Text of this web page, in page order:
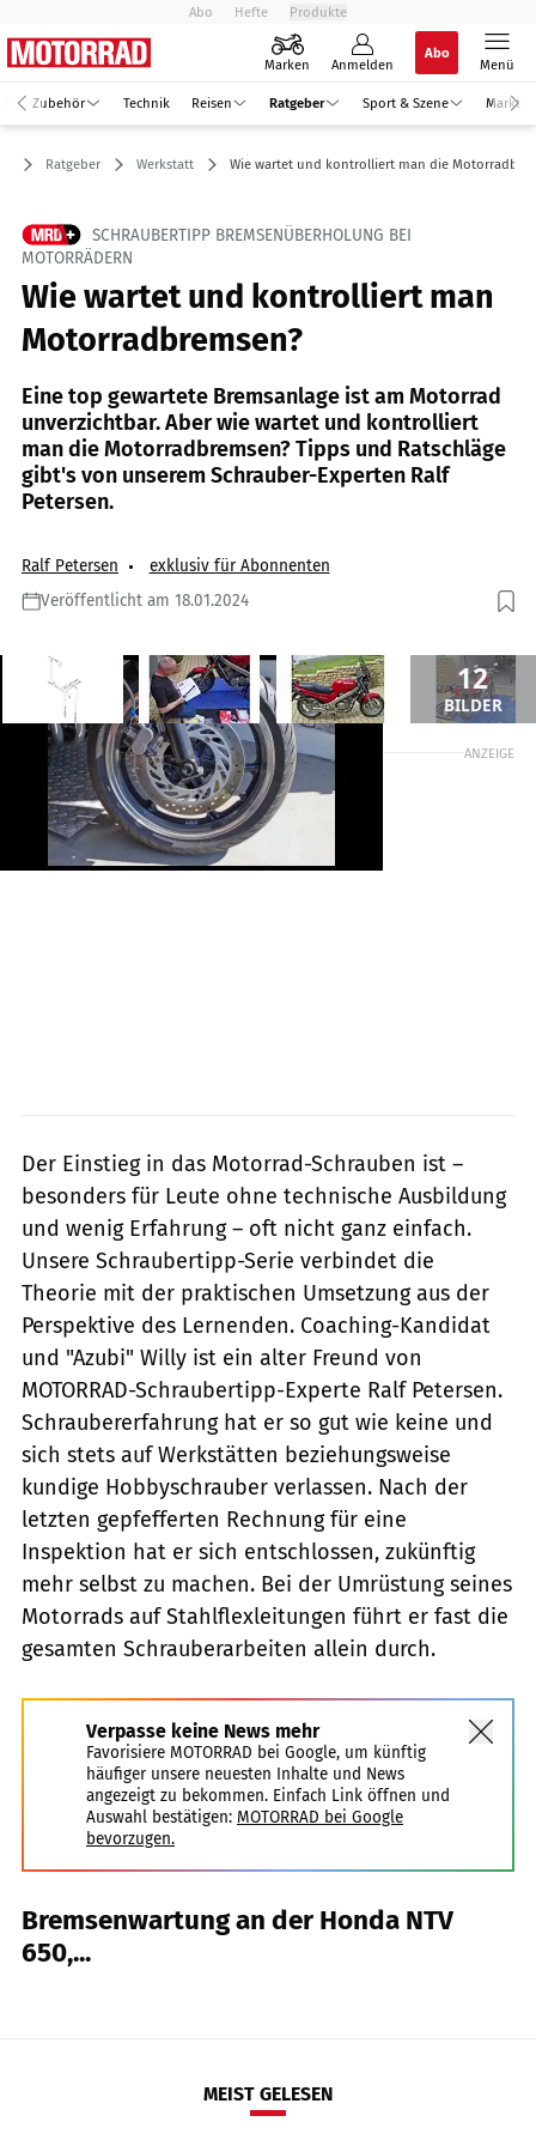
Abo Hefte Produkte
Marken Anmelden
Abo
Menü
Zubehör Technik Reisen Ratgeber Sport & Szene Markt
Ratgeber Werkstatt Wie wartet und kontrolliert man die
SCHRAUBERTIPP BREMSENÜBERHOLUNG BEI
MOTORRÄDERN
Wie wartet und kontrolliert man
Motorradbremsen?
Eine top gewartete Bremsanlage ist am Motorrad
unverzichtbar. Aber wie wartet und kontrolliert
man die Motorradbremsen? Tipps und Ratschläge
gibt's von unserem Schrauber-Experten Ralf
Petersen.
Ralf Petersen
exklusiv für Abonnenten
Veröffentlicht am 18.01.2024
12
BILDER
ANZEIGE
Der Einstieg in das Motorrad-Schrauben ist –
besonders für Leute ohne technische Ausbildung
und wenig Erfahrung – oft nicht ganz einfach.
Unsere Schraubertipp-Serie verbindet die
Theorie mit der praktischen Umsetzung aus der
Perspektive des Lernenden. Coaching-Kandidat
und "Azubi" Willy ist ein alter Freund von
MOTORRAD-Schraubertipp-Experte Ralf Petersen.
Schraubererfahrung hat er so gut wie keine und
sich stets auf Werkstätten beziehungsweise
kundige Hobbyschrauber verlassen. Nach der
letzten gepfefferten Rechnung für eine
Inspektion hat er sich entschlossen, zukünftig
mehr selbst zu machen. Bei der Umrüstung seines
Motorrads auf Stahlflexleitungen führt er fast die
gesamten Schrauberarbeiten allein durch.
Verpasse keine News mehr
Favorisiere MOTORRAD bei Google, um künftig
häufiger unsere neuesten Inhalte und News
angezeigt zu bekommen. Einfach Link öffnen und
Auswahl bestätigen: MOTORRAD bei Google
bevorzugen.
Bremsenwartung an der Honda NTV
650,...
MEIST GELESEN